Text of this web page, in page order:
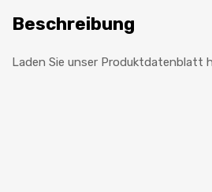
Beschreibung
Laden Sie unser Produktdatenblatt